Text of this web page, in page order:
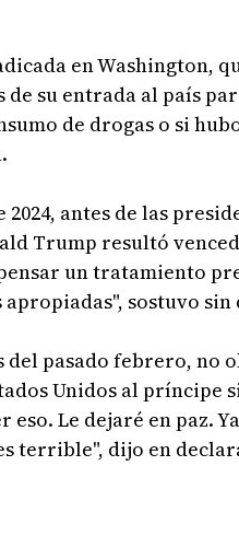
en Washington,
de su entrada al país
de drogas o si
2024, antes de las
Trump resultó
un tratamiento
apropiadas", sostuvo
pasado febrero, no
Unidos al príncipe
eso. Le dejaré en paz.
terrible", dijo en